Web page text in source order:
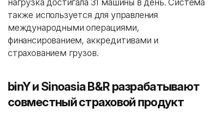
нагрузка достигала 31 машины в день. Система
также используется для управления
международными операциями,
финансированием, аккредитивами и
страхованием грузов.
binY и Sinoasia B&R разрабатывают
совместный страховой продукт